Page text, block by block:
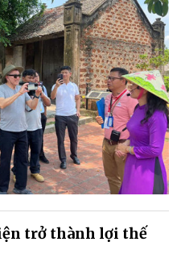
trở thành lợi thế